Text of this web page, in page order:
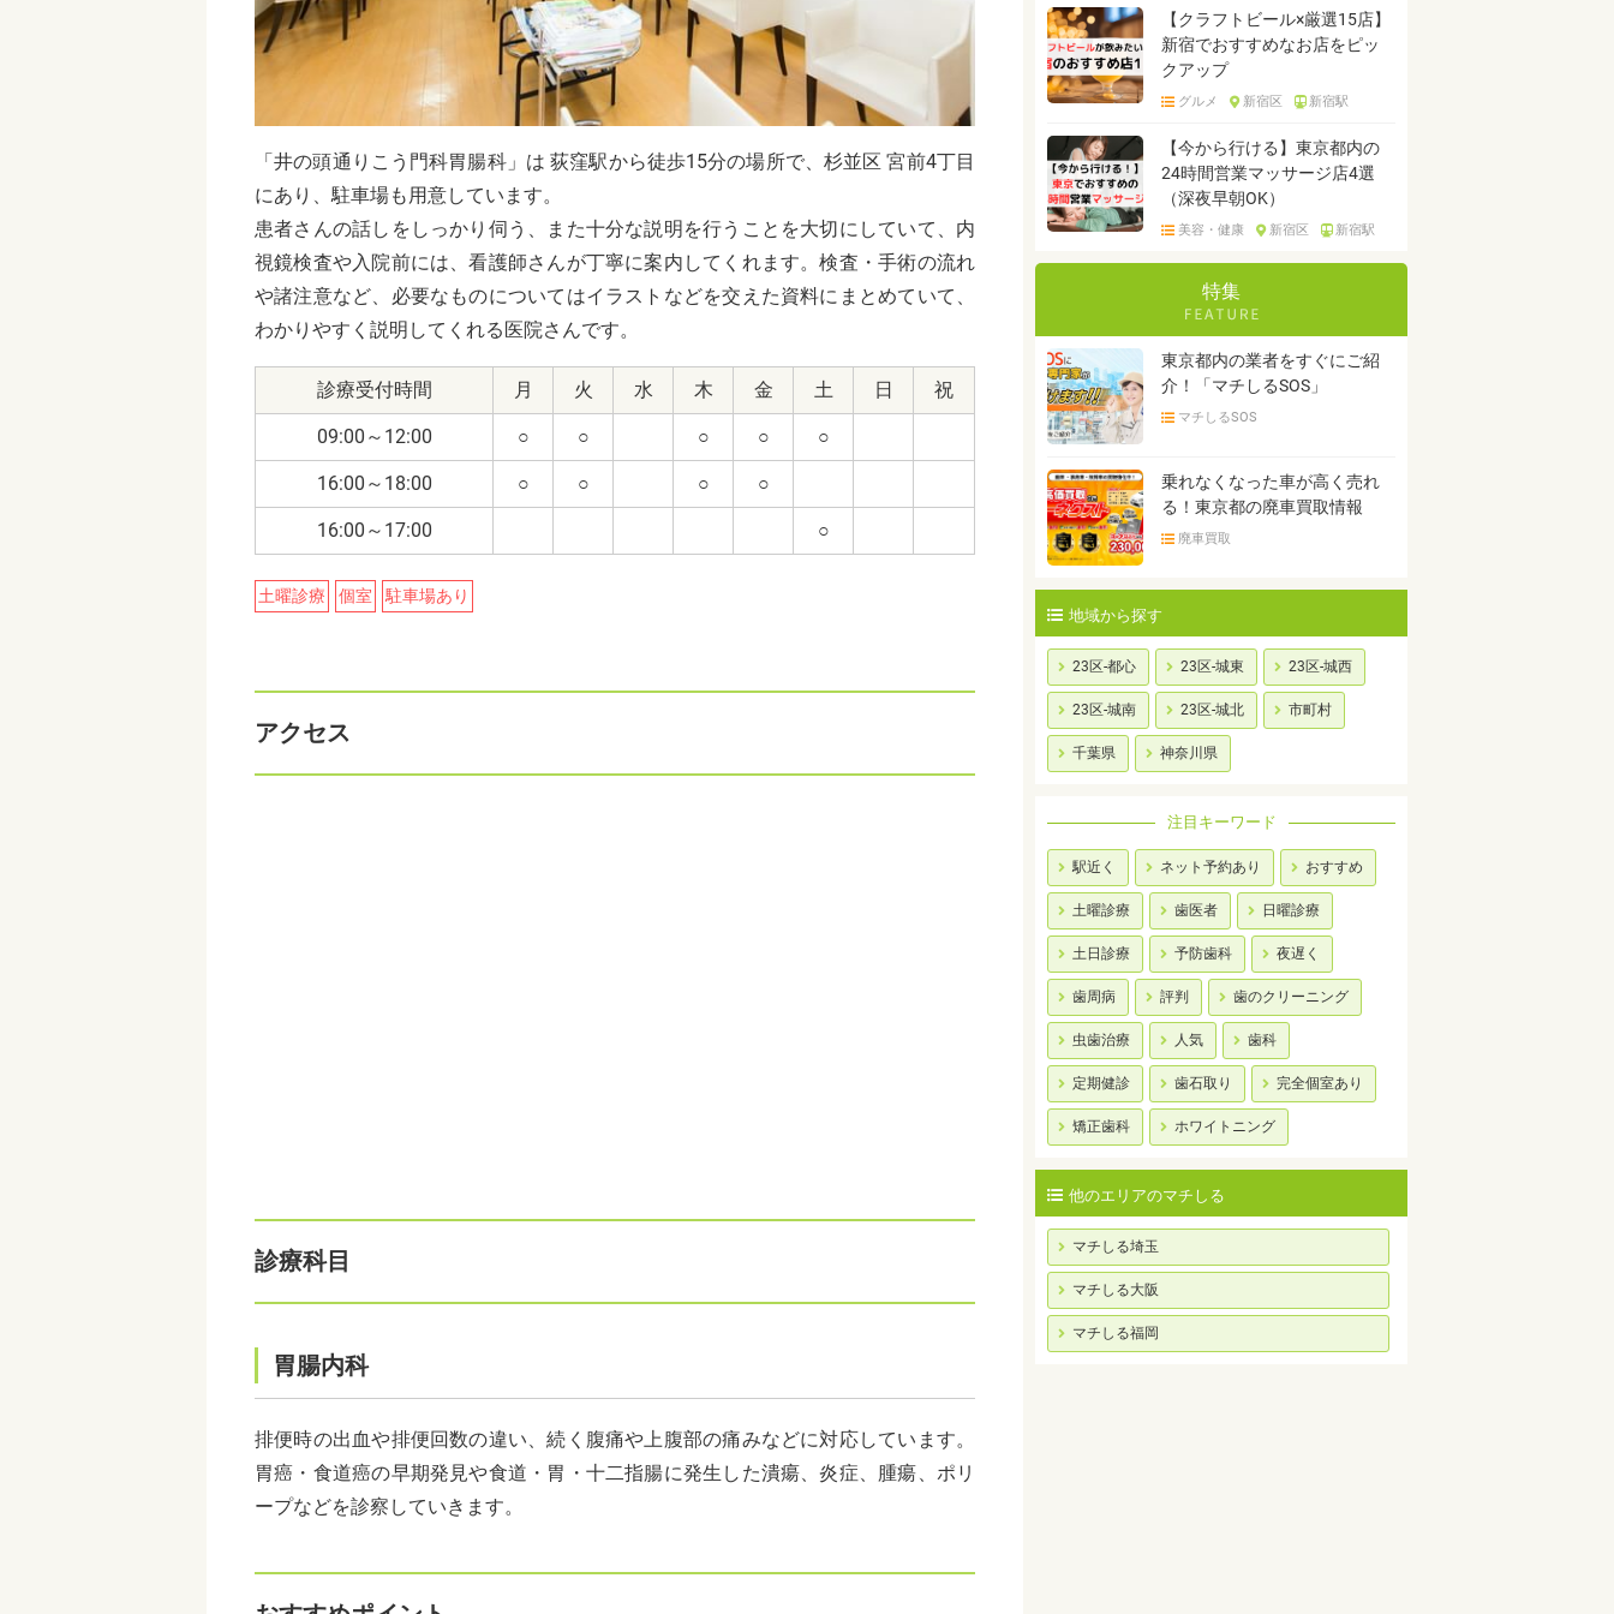
「井の頭通りこう門科胃腸科」は荻窪駅から徒歩15分の場所で、 杉並区 宮前4丁目
にあり、駐車場も用意しています。
患者さんの話しをしっかり伺う、また十分な説明を行うことを大切にしていて、内
視鏡検査や入院前には、看護師さんが丁寧に案内してくれます。検査・手術の流れ
や諸注意など、必要なものについてはイラストなどを交えた資料にまとめていて、
わかりやすく説明してくれる医院さんです。
診療受付時間 月 火 水 木 金 土 日 祝
09:00～12:00 ○ ○ ○ ○ ○
16:00～18:00 ○ ○ ○ ○
16:00～17:00 ○
土曜診療 個室 駐車場あり
アクセス
診療科目
胃腸内科
排便時の出血や排便回数の違い、続く腹痛や上腹部の痛みなどに対応しています。
胃癌・食道癌の早期発見や食道・胃・十二指腸に発生した潰瘍、炎症、腫瘍、ポリ
ープなどを診察していきます。
【クラフトビール×厳選15店】
新宿でおすすめなお店をピッ
クアップ
グルメ 新宿区 新宿駅
【今から行ける】東京都内の
24時間営業マッサージ店4選
（深夜早朝OK）
美容・健康 新宿区 新宿駅
特集
東京都内の業者をすぐにご紹
介！「マチしるSOS」
マチしるSOS
乗れなくなった車が高く売れ
る！東京都の廃車買取情報
廃車買取
地域から探す
23区-都心 23区-城東 23区-城西
23区-城南 23区-城北 市町村
千葉県 神奈川県
注目キーワード
駅近く ネット予約あり おすすめ
土曜診療 歯医者 日曜診療
土日診療 予防歯科 夜遅く
歯周病 評判 歯のクリーニング
虫歯治療 人気 歯科
定期健診 歯石取り 完全個室あり
矯正歯科 ホワイトニング
他のエリアのマチしる
マチしる埼玉
マチしる大阪
マチしる福岡